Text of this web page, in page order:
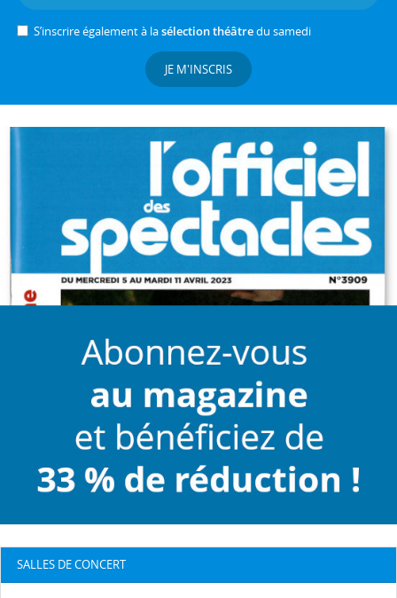
S’inscrire également à lasélection théâtredu samedi
JE M'INSCRIS
SALLES DE CONCERT